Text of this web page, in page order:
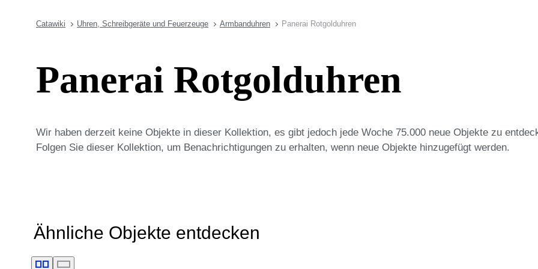
Catawiki Uhren, Schreibgeräte und Feuerzeuge Armbanduhren Panerai Rotgolduhren
Panerai Rotgolduhren
Wir haben derzeit keine Objekte in dieser Kollektion, es gibt jedoch jede Woche 75.000 neue Objekte zu
Folgen Sie dieser Kollektion, um Benachrichtigungen zu erhalten, wenn neue Objekte hinzugefügt werden.
Ähnliche Objekte entdecken